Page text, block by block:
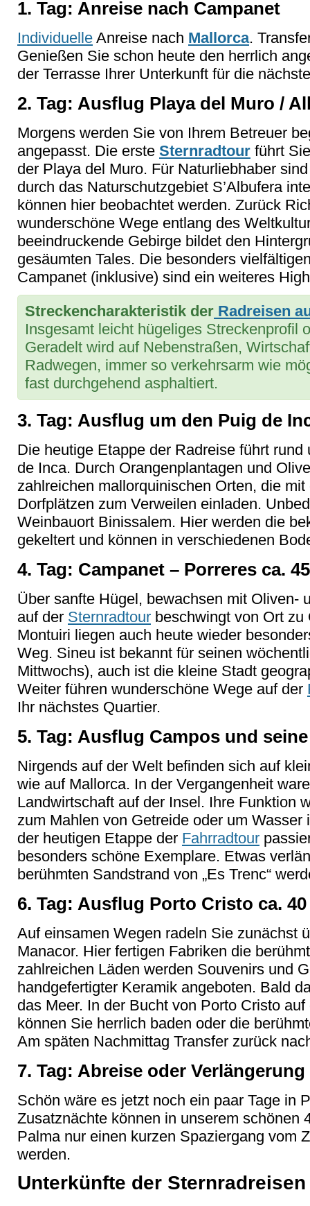
1. Tag: Anreise nach Campanet
Individuelle Anreise nach Mallorca.
Genießen Sie schon heute den herrlich
der Terrasse Ihrer Unterkunft für die
2. Tag: Ausflug Playa del Muro /
Morgens werden Sie von Ihrem Betreuer
angepasst. Die erste Sternradtour führt
der Playa del Muro. Für Naturliebhaber
durch das Naturschutzgebiet S’Albufera
können hier beobachtet werden. Zurück
wunderschöne Wege entlang des
beeindruckende Gebirge bildet den
gesäumten Tales. Die besonders
Campanet (inklusive) sind ein weiteres
Streckencharakteristik der Radreisen
Insgesamt leicht hügeliges Streckenprofil
Geradelt wird auf Nebenstraßen,
Radwegen, immer so verkehrsarm wie
fast durchgehend asphaltiert.
3. Tag: Ausflug um den Puig de
Die heutige Etappe der Radreise führt
de Inca. Durch Orangenplantagen und
zahlreichen mallorquinischen Orten, die
Dorfplätzen zum Verweilen einladen.
Weinbauort Binissalem. Hier werden die
gekeltert und können in verschiedenen
4. Tag: Campanet – Porreres ca.
Über sanfte Hügel, bewachsen mit Oliven-
auf der Sternradtour beschwingt von Ort
Montuiri liegen auch heute wieder
Weg. Sineu ist bekannt für seinen
Mittwochs), auch ist die kleine Stadt
Weiter führen wunderschöne Wege auf der
Ihr nächstes Quartier.
5. Tag: Ausflug Campos und
Nirgends auf der Welt befinden sich auf
wie auf Mallorca. In der Vergangenheit
Landwirtschaft auf der Insel. Ihre Funktion
zum Mahlen von Getreide oder um Wasser
der heutigen Etappe der Fahrradtour
besonders schöne Exemplare. Etwas
berühmten Sandstrand von „Es Trenc“
6. Tag: Ausflug Porto Cristo ca.
Auf einsamen Wegen radeln Sie zunächst
Manacor. Hier fertigen Fabriken die
zahlreichen Läden werden Souvenirs und
handgefertigter Keramik angeboten. Bald
das Meer. In der Bucht von Porto Cristo
können Sie herrlich baden oder die
Am späten Nachmittag Transfer zurück
7. Tag: Abreise oder Verlängerung
Schön wäre es jetzt noch ein paar Tage in
Zusatznächte können in unserem schönen
Palma nur einen kurzen Spaziergang vom
werden.
Unterkünfte der